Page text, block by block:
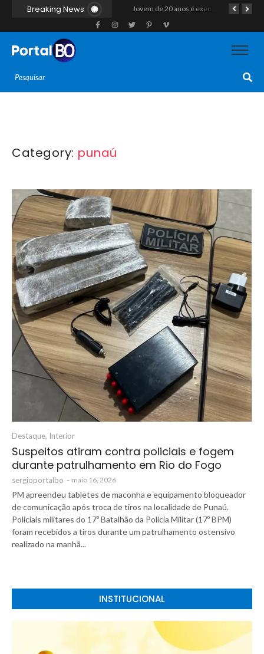
Breaking News Homem com histórico de crimes sexuais é preso preventivamente por importunação sexual em supermercado de Caicó
Category: punaú
Destaque, Interior
Suspeitos atiram contra policiais e fogem
durante patrulhamento em Rio do Fogo
sergioportalbo - maio 16, 2026
PM apreendeu tabletes de maconha e equipamento bloqueador
de comunicação após troca de tiros na localidade de Punaú.
Policiais militares do 17º Batalhão da Polícia Militar (17º BPM)
foram recebidos a tiros durante um patrulhamento ostensivo
realizado na manhã...
INSTITUCIONAL